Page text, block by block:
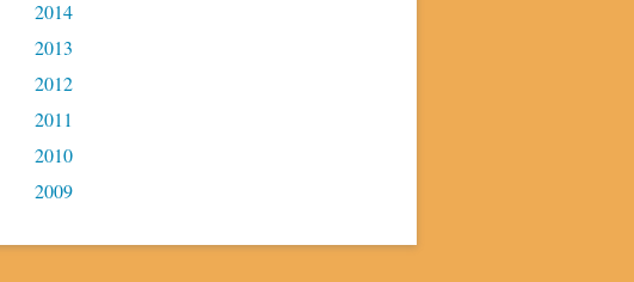
2014
2013
2012
2011
2010
2009